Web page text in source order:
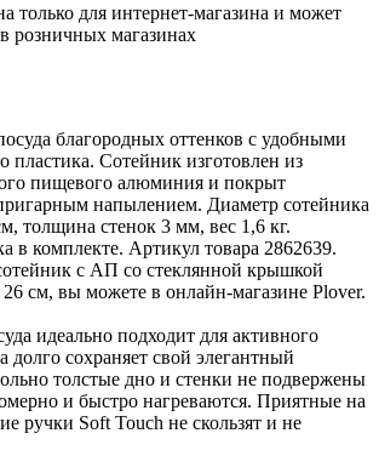
только для интернет-магазина и может
розничных магазинах
благородных оттенков с удобными
пластика. Сотейник изготовлен из
пищевого алюминия и покрыт
напылением. Диаметр сотейника
толщина стенок 3 мм, вес 1,6 кг.
в комплекте. Артикул товара 2862639.
с АП со стеклянной крышкой
см, вы можете в онлайн-магазине Plover.
идеально подходит для активного
долго сохраняет свой элегантный
толстые дно и стенки не подвержены
и быстро нагреваются. Приятные на
ручки Soft Touch не скользят и не